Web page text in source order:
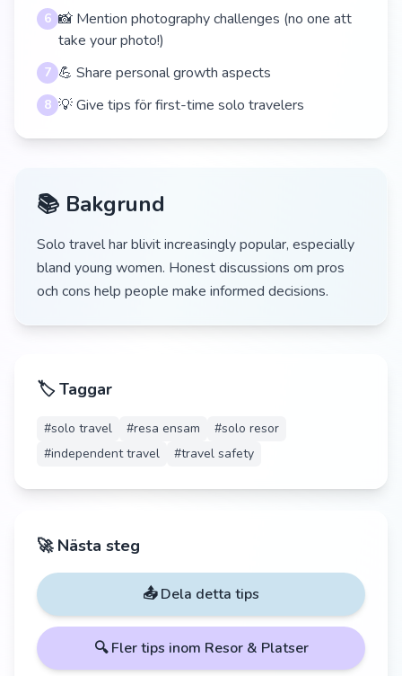
6 📸 Mention photography challenges (no one att
take your photo!)
7 💪 Share personal growth aspects
8 💡 Give tips för first-time solo travelers
📚 Bakgrund
Solo travel har blivit increasingly popular, especially
bland young women. Honest discussions om pros
och cons help people make informed decisions.
🏷️ Taggar
#solo travel #resa ensam #solo resor
#independent travel #travel safety
🚀 Nästa steg
📤 Dela detta tips
🔍 Fler tips inom Resor & Platser